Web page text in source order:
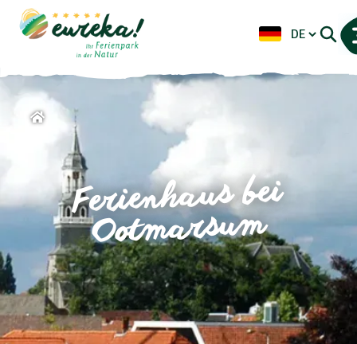
Ferienhaus bei
Ootmarsum